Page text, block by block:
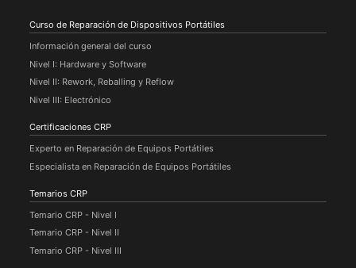
Curso de Reparación de Dispositivos Portátiles
Información general del curso
Nivel I: Hardware y Software
Nivel II: Rework, Reballing y Reflow
Nivel III: Electrónico
Certificaciones CRP
Experto en Reparación de Equipos Portátiles
Especialista en Reparación de Equipos Portátiles
Temarios CRP
Temario CRP - Nivel I
Temario CRP - Nivel II
Temario CRP - Nivel III